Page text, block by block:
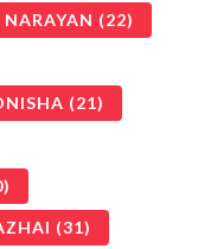
(22)
(21)
(31)